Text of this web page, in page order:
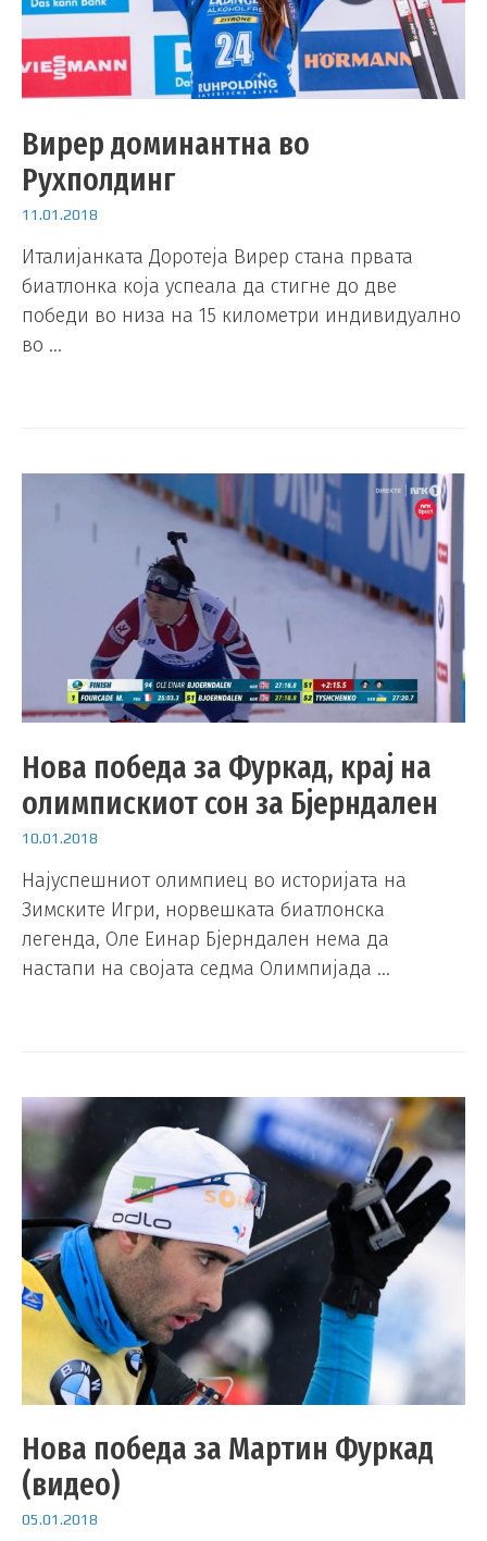
Вирер доминантна во
Рухполдинг
11.01.2018
Италијанката Доротеја Вирер стана првата
биатлонка која успеала да стигне до две
победи во низа на 15 километри индивидуално
во …
Нова победа за Фуркад, крај на
олимпискиот сон за Бјерндален
10.01.2018
Најуспешниот олимпиец во историјата на
Зимските Игри, норвешката биатлонска
легенда, Оле Еинар Бјерндален нема да
настапи на својата седма Олимпијада …
Нова победа за Мартин Фуркад
(видео)
05.01.2018